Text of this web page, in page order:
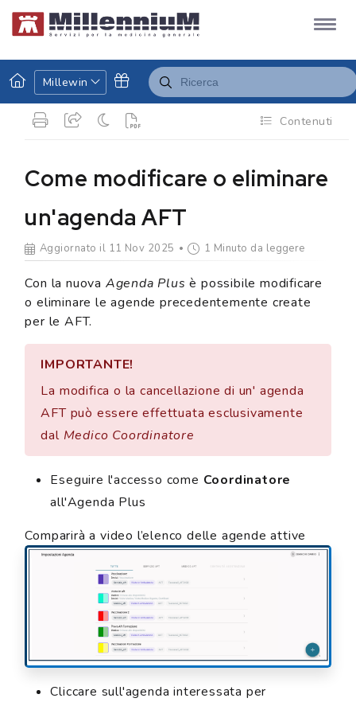
Millewin
Contenuti
Come modificare o eliminare
un'agenda AFT
Aggiornato il 11 Nov 2025 1 Minuto da leggere
Con la nuova Agenda Plus è possibile modificare
o eliminare le agende precedentemente create
per le AFT.
IMPORTANTE!
La modifica o la cancellazione di un' agenda
AFT può essere effettuata esclusivamente
dal Medico Coordinatore
Eseguire l'accesso come Coordinatore
all'Agenda Plus
Comparirà a video l’elenco delle agende attive
Cliccare sull'agenda interessata per